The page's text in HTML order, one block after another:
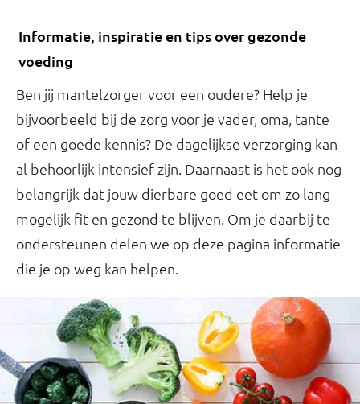
Informatie, inspiratie en tips over gezonde
voeding
Ben jij mantelzorger voor een oudere? Help je
bijvoorbeeld bij de zorg voor je vader, oma, tante
of een goede kennis? De dagelijkse verzorging kan
al behoorlijk intensief zijn. Daarnaast is het ook nog
belangrijk dat jouw dierbare goed eet om zo lang
mogelijk fit en gezond te blijven. Om je daarbij te
ondersteunen delen we op deze pagina informatie
die je op weg kan helpen.